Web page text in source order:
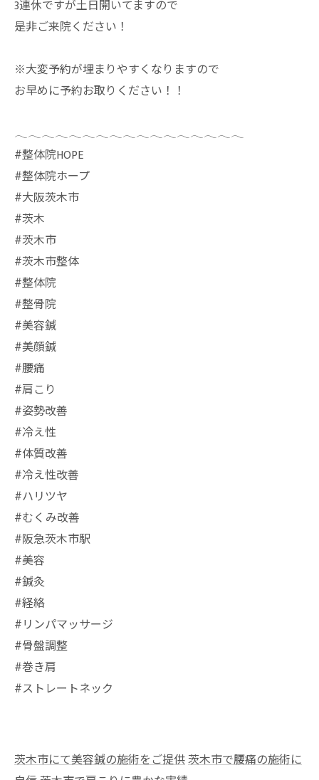
3連休ですが土日開いてますので
是非ご来院ください！
※大変予約が埋まりやすくなりますので
お早めに予約お取りください！！
𓂃𓂃𓂃𓂃𓂃𓂃𓂃𓂃𓂃𓂃𓂃𓂃𓂃𓂃𓂃𓂃𓂃
⁡#整体院HOPE
#整体院ホープ
#大阪茨木市
#茨木
#茨木市
#茨木市整体
#整体院
#整骨院
#美容鍼
#美顔鍼
#腰痛
#肩こり
#姿勢改善
#冷え性
#体質改善
#冷え性改善
#ハリツヤ
#むくみ改善
#阪急茨木市駅
⁡#美容
#鍼灸
#経絡
#リンパマッサージ
#骨盤調整
#巻き肩
#ストレートネック
茨木市にて美容鍼の施術をご提供茨木市で腰痛の施術に